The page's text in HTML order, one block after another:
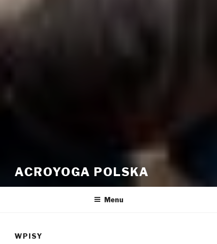
ACROYOGA POLSKA
Menu
WPISY